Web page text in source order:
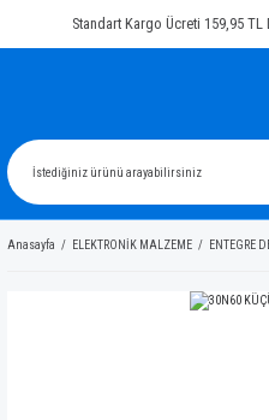
Standart Kargo Ücreti 159,95
Anasayfa ELEKTRONİK MALZEME ENTEGRE